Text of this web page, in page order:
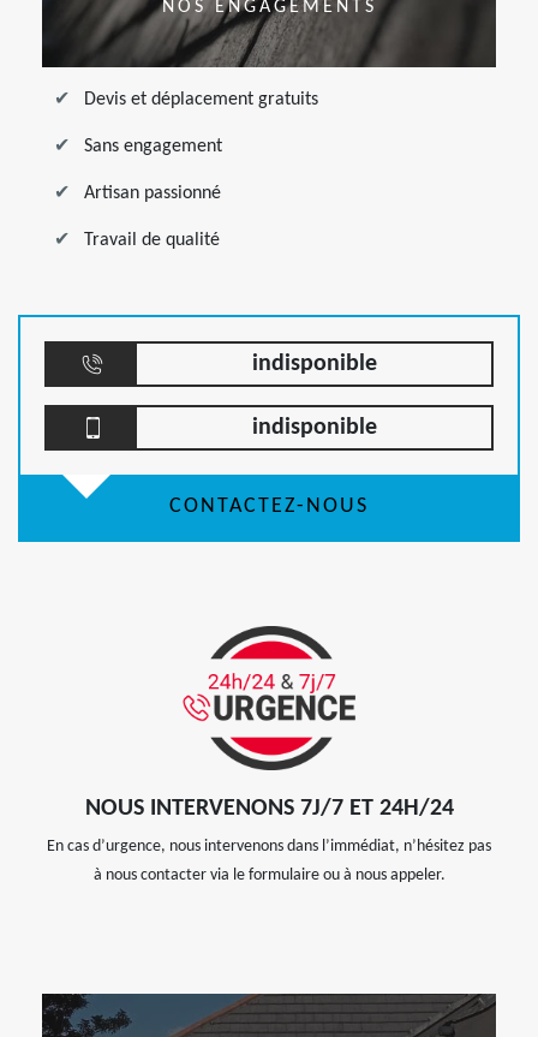
NOS ENGAGEMENTS
Devis et déplacement gratuits
Sans engagement
Artisan passionné
Travail de qualité
indisponible
indisponible
CONTACTEZ-NOUS
NOUS INTERVENONS 7J/7 ET 24H/24
En cas d’urgence, nous intervenons dans l’immédiat, n’hésitez pas
à nous contacter via le formulaire ou à nous appeler.